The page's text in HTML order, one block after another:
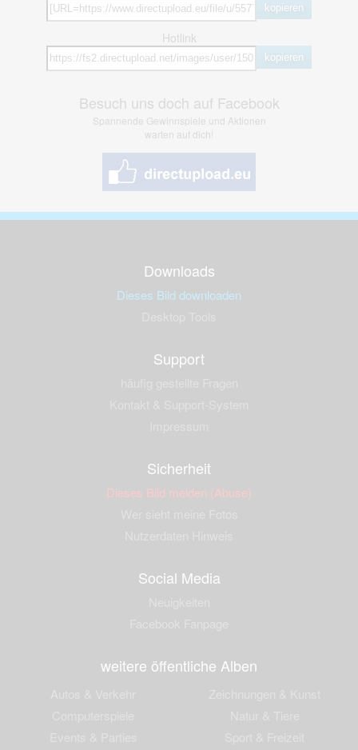
kopieren
Hotlink
kopieren
Besuch uns doch auf Facebook
Spannende Gewinnspiele und Aktionen
warten auf dich!
Downloads
Dieses Bild downloaden
Support
Sicherheit
Dieses Bild melden (Abuse)
Social Media
weitere öffentliche Alben